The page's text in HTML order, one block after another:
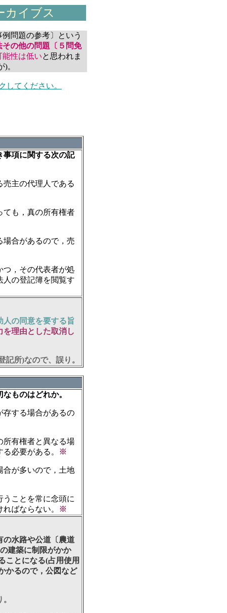
カイブス
問題の参考〕という
その他の問題〔５問免
能性は低いと思われま
)。
してください。
事項に関する次の記
主の代理人である
も，真の所有権者
合があるので，売
，その代表者が処
人の登記簿を閲覧す
人の同意を要する旨
を理由とした取消し
所)なので、誤り。
ものはどれか。
する場合があるの
有権者と異なる場
必要がある。
※
が多いので，土地
ことを常に念頭に
ばならない。
※
水路や公道〔農道
建築に制限がかか
ことになる(占用使用
かるので，公図など